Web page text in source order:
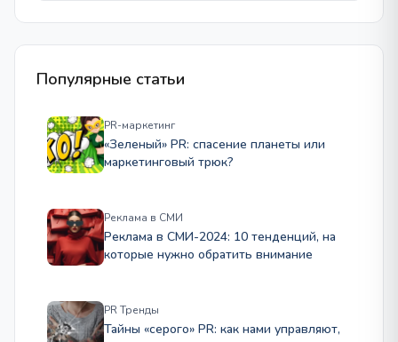
Популярные статьи
PR-маркетинг
«Зеленый» PR: спасение планеты или
маркетинговый трюк?
Реклама в СМИ
Реклама в СМИ-2024: 10 тенденций, на
которые нужно обратить внимание
PR Тренды
Тайны «серого» PR: как нами управляют,